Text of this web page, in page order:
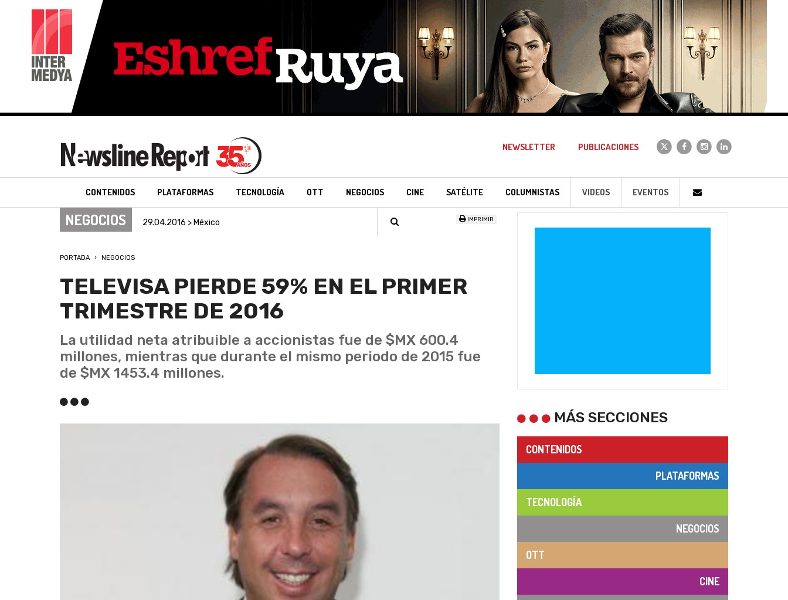
NEWSLETTER PUBLICACIONES
CONTENIDOS PLATAFORMAS TECNOLOGÍA OTT NEGOCIOS CINE SATÉLITE COLUMNISTAS VIDEOS EVENTOS
NEGOCIOS 29.04.2016 > México IMPRIMIR
PORTADA NEGOCIOS
TELEVISA PIERDE 59% EN EL PRIMER
TRIMESTRE DE 2016
La utilidad neta atribuible a accionistas fue de $MX 600.4
millones, mientras que durante el mismo periodo de 2015 fue
de $MX 1453.4 millones.
MÁS SECCIONES
CONTENIDOS
PLATAFORMAS
TECNOLOGÍA
NEGOCIOS
OTT
CINE